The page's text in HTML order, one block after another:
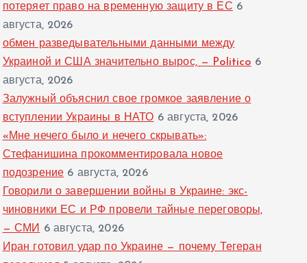
потеряет право на временную защиту в ЕС 6
августа, 2026
обмен разведывательными данными между
Украиной и США значительно вырос, — Politico 6
августа, 2026
Залужный объяснил свое громкое заявление о
вступлении Украины в НАТО 6 августа, 2026
«Мне нечего было и нечего скрывать»:
Стефанишина прокомментировала новое
подозрение 6 августа, 2026
Говорили о завершении войны в Украине: экс-
чиновники ЕС и РФ провели тайные переговоры,
— СМИ 6 августа, 2026
Иран готовил удар по Украине — почему Тегеран